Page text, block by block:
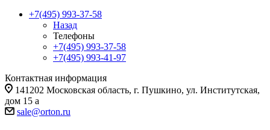
+7(495) 993-37-58
Назад
Телефоны
+7(495) 993-37-58
+7(495) 993-41-97
Контактная информация
141202 Московская область, г. Пушкино, ул. Институтская,
дом 15 а
sale@orton.ru